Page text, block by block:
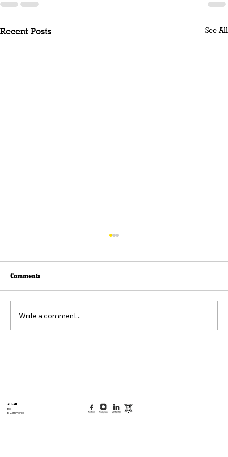
Recent Posts See All
Comments
Write a comment...
AI Law
Bio
E-Commerce